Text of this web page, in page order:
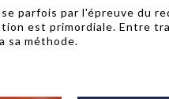
parfois par l'épreuve du
est primordiale. Entre
sa méthode.